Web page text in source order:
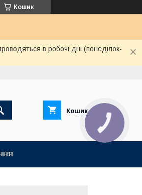
Кошик
в робочі дні (понеділок-
Кошик